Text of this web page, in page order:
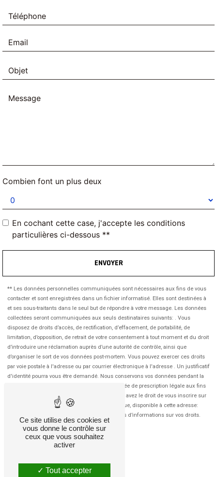
Combien font un plus deux
En cochant cette case, j'accepte les conditions
particulières ci-dessous **
ENVOYER
** Les données personnelles communiquées sont nécessaires aux fins de vous
contacter et sont enregistrées dans un fichier informatisé. Elles sont destinées à
et ses sous-traitants dans le seul but de répondre à votre message. Les données
collectées seront communiquées aux seuls destinataires suivants: . Vous
disposez de droits d’accès, de rectification, d’effacement, de portabilité, de
limitation, d’opposition, de retrait de votre consentement à tout moment et du droit
d’introduire une réclamation auprès d’une autorité de contrôle, ainsi que
d’organiser le sort de vos données post-mortem. Vous pouvez exercer ces droits
par voie postale à l'adresse ou par courrier électronique à l'adresse . Un justificatif
d'identité pourra vous être demandé. Nous conservons vos données pendant la
période de prise de contact puis pendant la durée de prescription légale aux fins
probatoires et de gestion des contentieux. Vous avez le droit de vous inscrire sur
la liste d'opposition au démarchage téléphonique, disponible à cette adresse:
. Consultez le site cnil.fr pour plus d’informations sur vos droits.
Ce site utilise des cookies et
vous donne le contrôle sur
ceux que vous souhaitez
activer
Tout accepter